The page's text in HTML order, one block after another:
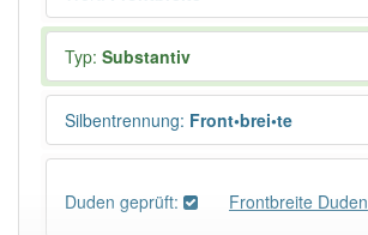
Typ: Substantiv
Silbentrennung: Front•brei•te
Duden geprüft: Frontbreite Duden